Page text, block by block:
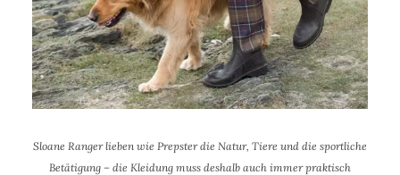
Sloane Ranger lieben wie Prepster die Natur, Tiere und die sportliche
Betätigung – die Kleidung muss deshalb auch immer praktisch